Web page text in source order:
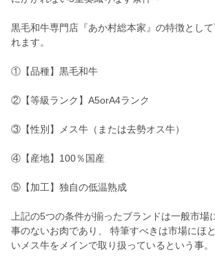
黒毛和牛専門店『あか村総本家』の特徴とし
れます。
①【品種】黒毛和牛
②【等級ランク】A5orA4ランク
③【性別】メス牛（または去勢オス牛）
④【産地】100％国産
⑤【加工】独自の低温熟成
上記の5つの条件が揃ったブランドは一般市場
事のないお肉であり、 特筆すべきは市場にほ
いメス牛をメインで取り扱っているという事。